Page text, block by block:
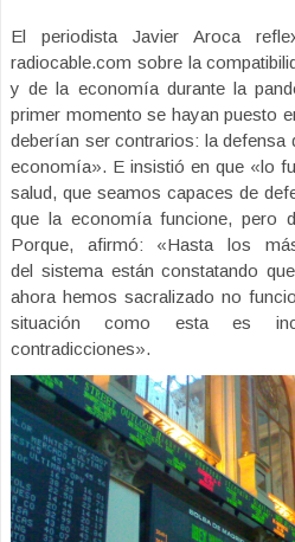
El periodista Javier Aroca
radiocable.com sobre la
y de la economía durante la
primer momento se hayan puesto
deberían ser contrarios: la defensa
economía». E insistió en que «lo
salud, que seamos capaces de
que la economía funcione, pero
Porque, afirmó: «Hasta los
del sistema están constatando
ahora hemos sacralizado no
situación como esta es
contradicciones».